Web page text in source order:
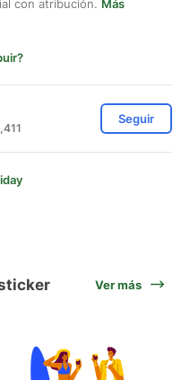
con atribución. Más
Seguir
Ver más